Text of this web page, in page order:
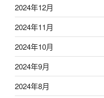
2024年12月
2024年11月
2024年10月
2024年9月
2024年8月